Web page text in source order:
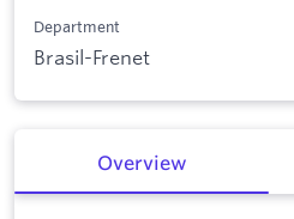
Department
Brasil-Frenet
Overview